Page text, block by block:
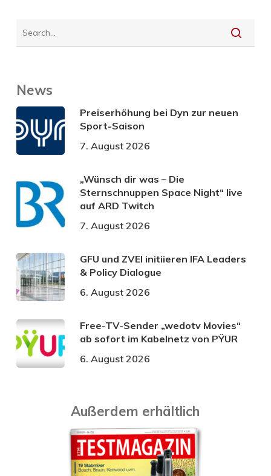
News
Preiserhöhung bei Dyn zur neuen
Sport-Saison
7. August 2026
„Wünsch dir was – Die
Sternschnuppen Space Night“ live
auf ARD Twitch
7. August 2026
GFU und ZVEI initiieren IFA Leaders
& Policy Dialogue
6. August 2026
Free-TV-Sender „wedotv Movies“
ab sofort im Kabelnetz von PŸUR
6. August 2026
Außerdem erhältlich